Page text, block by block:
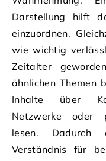
Darstellung hilft
einzuordnen.
wie wichtig
Zeitalter
ähnlichen Themen
Inhalte über
Netzwerke oder
lesen. Dadurch
Verständnis für